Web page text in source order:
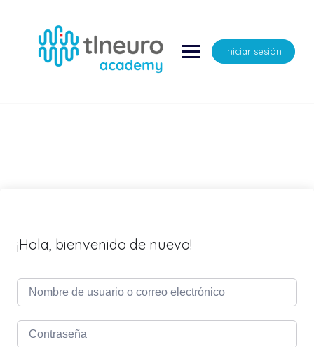
contenido
Iniciar sesión
¡Hola, bienvenido de nuevo!